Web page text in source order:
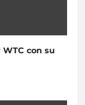
con su